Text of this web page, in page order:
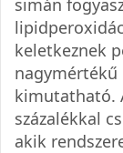
simán
keletkeznek
nagymértékű
kimutatható.
százalékkal
akik